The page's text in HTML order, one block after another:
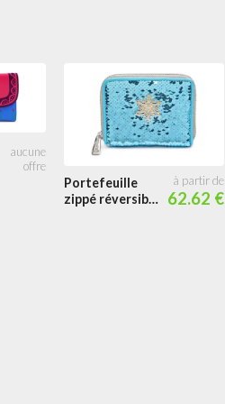
Portefeuille
zippé réversible
62.62 €